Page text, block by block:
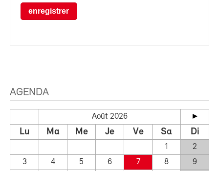
enregistrer
AGENDA
Août 2026
Lu Ma Me Je Ve Sa Di
1
2
3
4 5 6 7 8
9